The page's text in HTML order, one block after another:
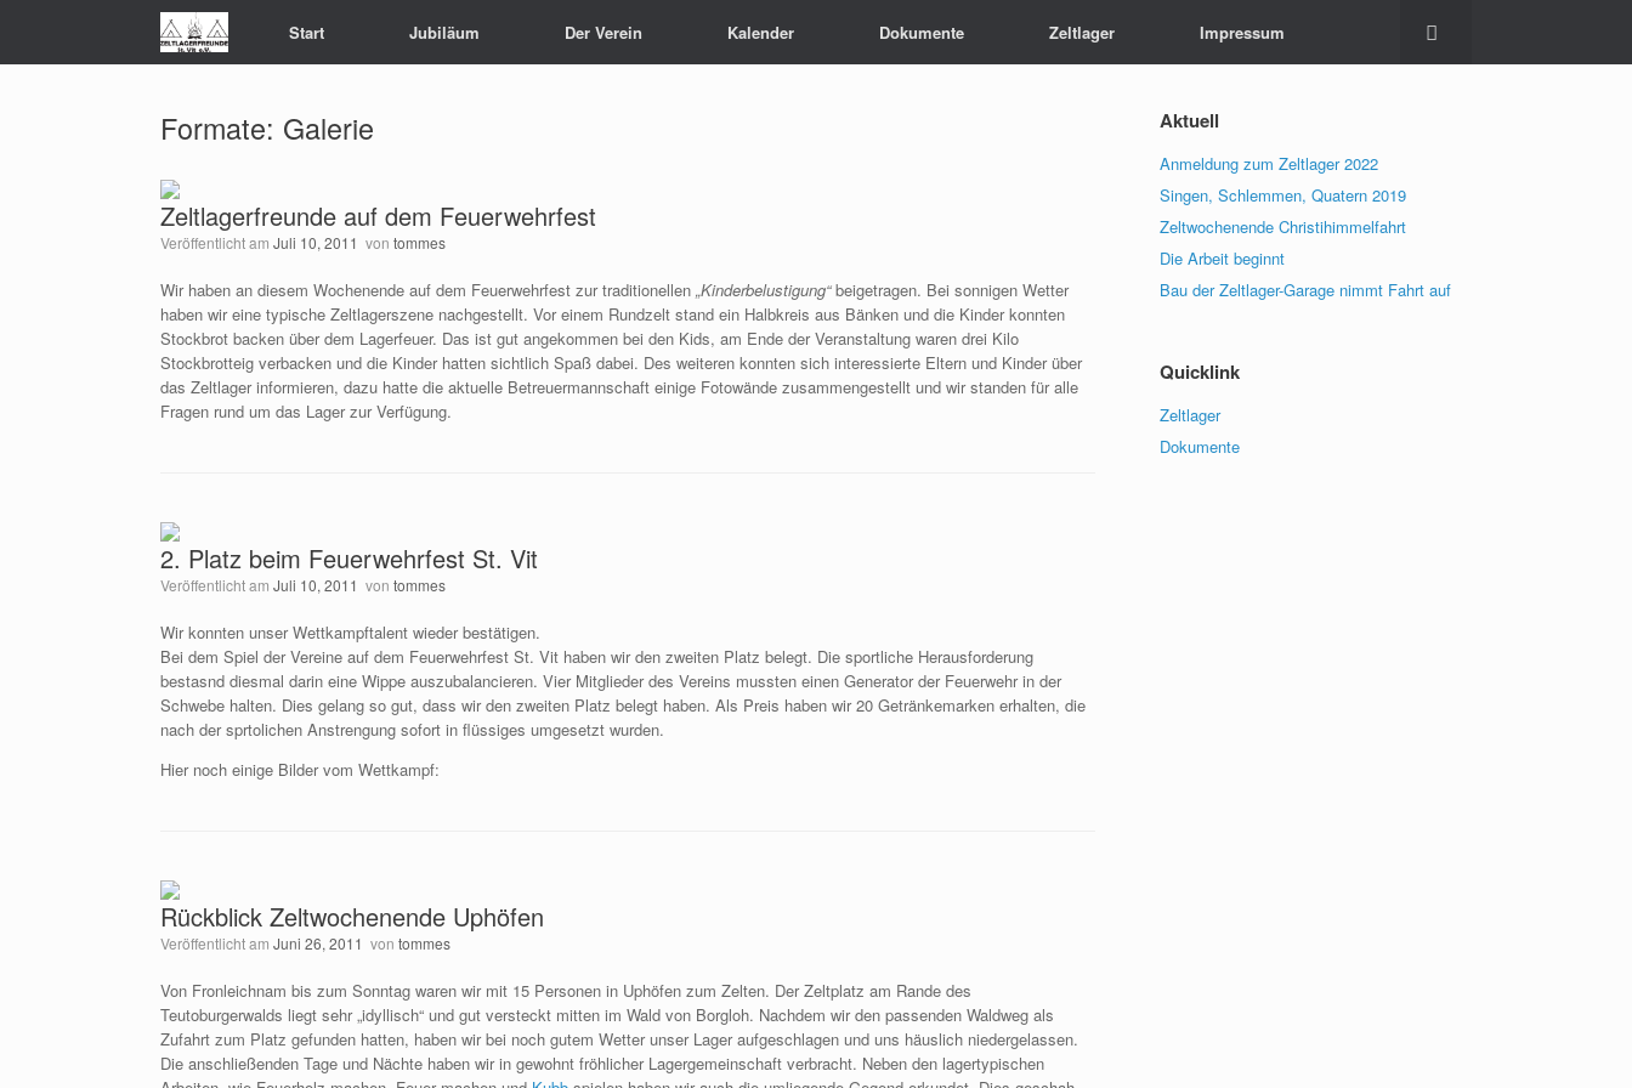
Start Jubiläum Der Verein Kalender Dokumente Zeltlager Impressum
Formate: Galerie
Zeltlagerfreunde auf dem Feuerwehrfest
Veröffentlicht am Juli 10, 2011 von tommes
Wir haben an diesem Wochenende auf dem Feuerwehrfest zur traditionellen „Kinderbelustigung“beigetragen. Bei sonnigen Wetter
haben wir eine typische Zeltlagerszene nachgestellt. Vor einem Rundzelt stand ein Halbkreis aus Bänken und die Kinder konnten
Stockbrot backen über dem Lagerfeuer. Das ist gut angekommen bei den Kids, am Ende der Veranstaltung waren drei Kilo
Stockbrotteig verbacken und die Kinder hatten sichtlich Spaß dabei. Des weiteren konnten sich interessierte Eltern und Kinder über
das Zeltlager informieren, dazu hatte die aktuelle Betreuermannschaft einige Fotowände zusammengestellt und wir standen für alle
Fragen rund um das Lager zur Verfügung.
2. Platz beim Feuerwehrfest St. Vit
Veröffentlicht am Juli 10, 2011 von tommes
Wir konnten unser Wettkampftalent wieder bestätigen.
Bei dem Spiel der Vereine auf dem Feuerwehrfest St. Vit haben wir den zweiten Platz belegt. Die sportliche Herausforderung
bestasnd diesmal darin eine Wippe auszubalancieren. Vier Mitglieder des Vereins mussten einen Generator der Feuerwehr in der
Schwebe halten. Dies gelang so gut, dass wir den zweiten Platz belegt haben. Als Preis haben wir 20 Getränkemarken erhalten, die
nach der sprtolichen Anstrengung sofort in flüssiges umgesetzt wurden.
Hier noch einige Bilder vom Wettkampf:
Rückblick Zeltwochenende Uphöfen
Veröffentlicht am Juni 26, 2011 von tommes
Von Fronleichnam bis zum Sonntag waren wir mit 15 Personen in Uphöfen zum Zelten. Der Zeltplatz am Rande des
Teutoburgerwalds liegt sehr „idyllisch“ und gut versteckt mitten im Wald von Borgloh. Nachdem wir den passenden Waldweg als
Zufahrt zum Platz gefunden hatten, haben wir bei noch gutem Wetter unser Lager aufgeschlagen und uns häuslich niedergelassen.
Die anschließenden Tage und Nächte haben wir in gewohnt fröhlicher Lagergemeinschaft verbracht. Neben den lagertypischen
Aktuell
Anmeldung zum Zeltlager 2022
Singen, Schlemmen, Quatern 2019
Zeltwochenende Christihimmelfahrt
Die Arbeit beginnt
Bau der Zeltlager-Garage nimmt Fahrt auf
Quicklink
Zeltlager
Dokumente